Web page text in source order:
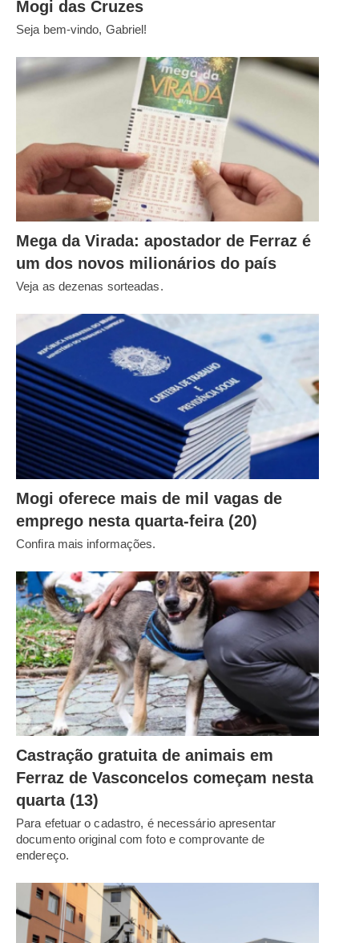
Mogi das Cruzes
Seja bem-vindo, Gabriel!
Mega da Virada: apostador de Ferraz é
um dos novos milionários do país
Veja as dezenas sorteadas.
Mogi oferece mais de mil vagas de
emprego nesta quarta-feira (20)
Confira mais informações.
Castração gratuita de animais em
Ferraz de Vasconcelos começam nesta
quarta (13)
Para efetuar o cadastro, é necessário apresentar
documento original com foto e comprovante de
endereço.